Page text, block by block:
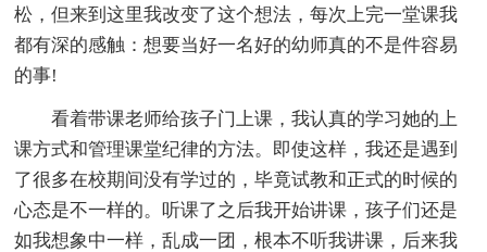
松，但来到这里我改变了这个想法，每次上完一堂课我
都有深的感触：想要当好一名好的幼师真的不是件容易
的事!
看着带课老师给孩子门上课，我认真的学习她的上
课方式和管理课堂纪律的方法。即使这样，我还是遇到
了很多在校期间没有学过的，毕竟试教和正式的时候的
心态是不一样的。听课了之后我开始讲课，孩子们还是
如我想象中一样，乱成一团，根本不听我讲课，后来我